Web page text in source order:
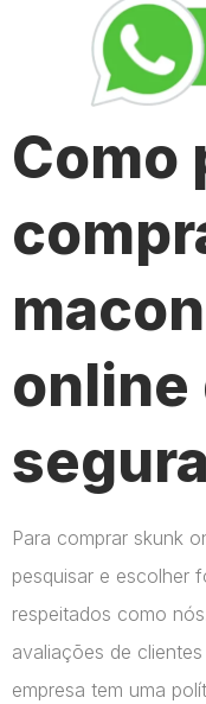
Como
online
Para comprar skunk
pesquisar e escolher
respeitados como
avaliações de
empresa tem uma